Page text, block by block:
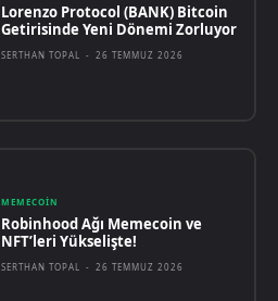
Lorenzo Protocol (BANK) Bitcoin
Getirisinde Yeni Dönemi Zorluyor
SERTHAN TOPAL - 26 TEMMUZ 2026
MEMECOIN
Robinhood Ağı Memecoin ve
NFT’leri Yükselişte!
SERTHAN TOPAL - 26 TEMMUZ 2026